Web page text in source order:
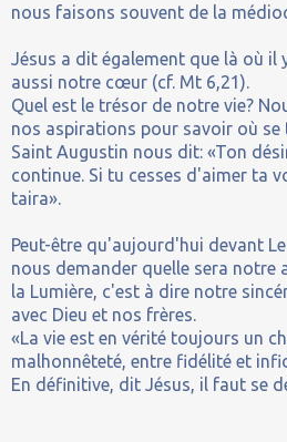
nous faisons souvent de la
Jésus a dit également que là où il
aussi notre cœur (cf. Mt 6,21).
Quel est le trésor de notre vie?
nos aspirations pour savoir où se
Saint Augustin nous dit: «Ton
continue. Si tu cesses d'aimer ta
taira».
Peut-être qu'aujourd'hui devant
nous demander quelle sera notre
la Lumière, c'est à dire notre
avec Dieu et nos frères.
«La vie est en vérité toujours un
malhonnêteté, entre fidélité et
En définitive, dit Jésus, il faut se